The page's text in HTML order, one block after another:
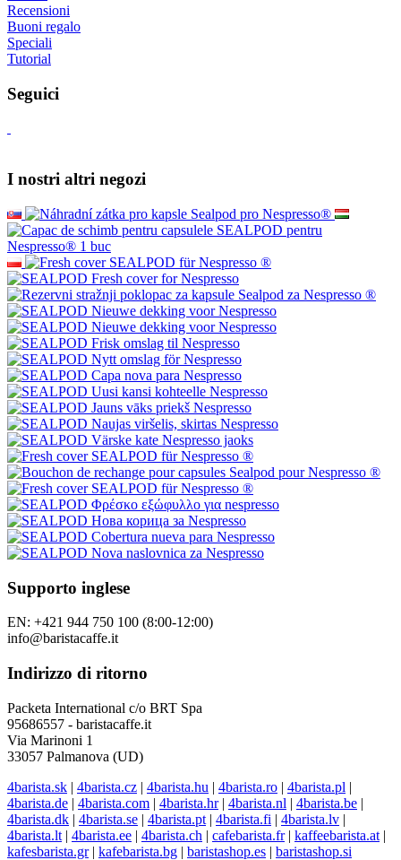
Recensioni
Buoni regalo
Speciali
Tutorial
Seguici
I nostri altri negozi
Supporto inglese
EN: +421 944 750 100 (8:00-12:00)
info@baristacaffe.it
Indirizzo di ritorno
Packeta International c/o BRT Spa
95686557 - baristacaffe.it
Via Marinoni 1
33057 Palmanova (UD)
4barista.sk | 4barista.cz | 4barista.hu | 4barista.ro | 4barista.pl |
4barista.de | 4barista.com | 4barista.hr| 4barista.nl | 4barista.be |
4barista.dk | 4barista.se | 4barista.pt | 4barista.fi | 4barista.lv |
4barista.lt | 4barista.ee | 4barista.ch | cafebarista.fr| kaffeebarista.at |
kafesbarista.gr| kafebarista.bg | baristashop.es | baristashop.si